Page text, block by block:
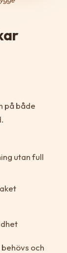
på både
utan full
och